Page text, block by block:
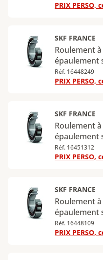
extérieur :
maximale :
PRIX PERSO,
SKF FRANCE
Roulement
épaulement
Diamètre
extérieur :
maximale :
Réf. 16448249
PRIX PERSO,
SKF FRANCE
Roulement
épaulement
Diamètre
extérieur :
maximale :
Réf. 16451312
PRIX PERSO,
SKF FRANCE
Roulement
épaulement
Diamètre
extérieur :
Réf. 16448109
PRIX PERSO,